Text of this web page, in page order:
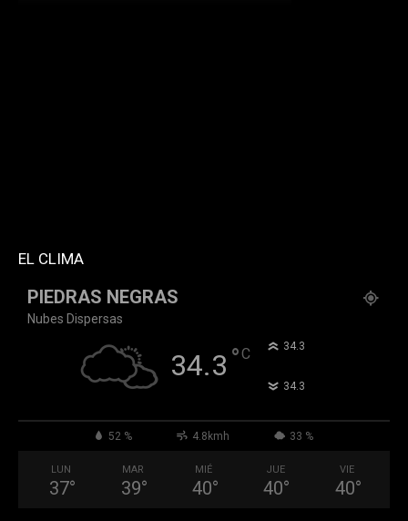
EL CLIMA
PIEDRAS NEGRAS
Nubes Dispersas
34.3 °C 34.3
34.3
52 % 4.8kmh 33 %
LUN
37°
MAR
39°
MIÉ
40°
JUE
40°
VIE
40°